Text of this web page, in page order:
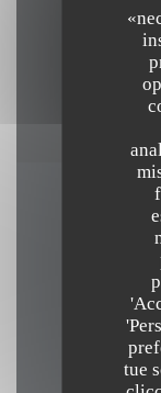
tue
Amex,
acquisto,